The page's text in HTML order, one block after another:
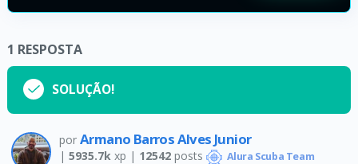
1 RESPOSTA
SOLUÇÃO!
por Armano Barros Alves Junior
| 5935.7kxp | 12542posts Alura Scuba Team